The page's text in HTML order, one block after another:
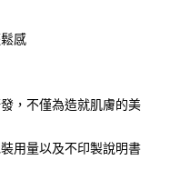
感
，不僅為造就肌膚的美
用量以及不印製說明書